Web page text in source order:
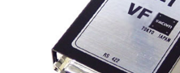
会社情報
お問い合わせ